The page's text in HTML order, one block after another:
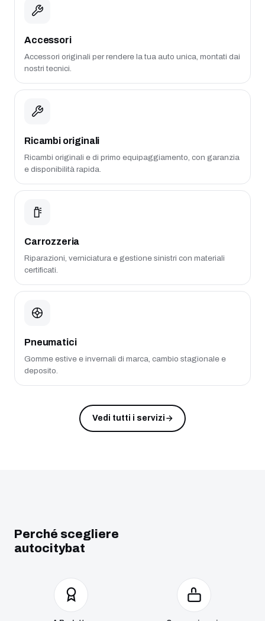
Accessori
Accessori originali per rendere la tua auto unica, montati dai
nostri tecnici.
Ricambi originali
Ricambi originali e di primo equipaggiamento, con garanzia
e disponibilità rapida.
Carrozzeria
Riparazioni, verniciatura e gestione sinistri con materiali
certificati.
Pneumatici
Gomme estive e invernali di marca, cambio stagionale e
deposito.
Vedi tutti i servizi
Perché scegliere
autocitybat